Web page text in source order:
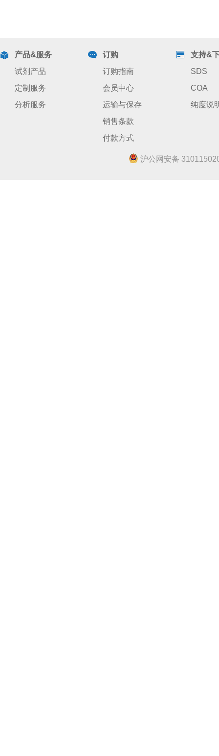
产品&服务
试剂产品
定制服务
分析服务
订购
订购指南
会员中心
运输与保存
销售条款
付款方式
支持&
SDS
COA
纯度说
沪公网安备